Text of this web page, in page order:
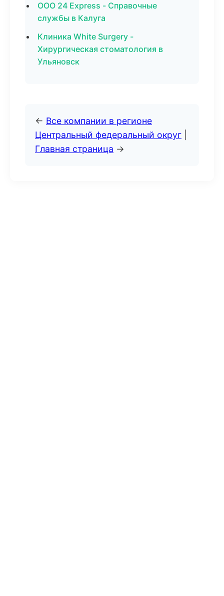
ООО 24 Express - Справочные
службы в Калуга
Клиника White Surgery -
Хирургическая стоматология в
Ульяновск
← Все компании в регионе
Центральный федеральный округ
Главная страница →